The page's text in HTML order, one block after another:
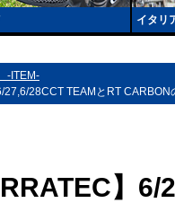
イタリ
-ITEM-
27,6/28CCT TEAMとRT
】